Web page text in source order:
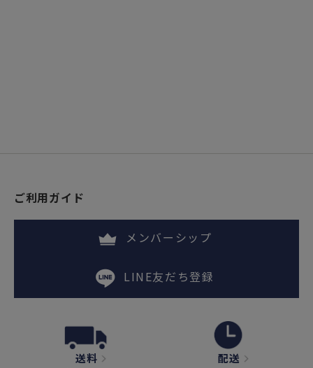
ご利用ガイド
メンバーシップ
LINE友だち登録
送料 配送